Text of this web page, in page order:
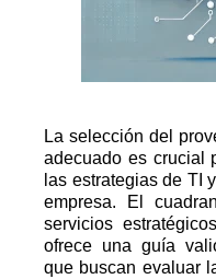
La selección del
adecuado es crucial
las estrategias de TI
empresa. El
servicios
ofrece una guía
que buscan evaluar